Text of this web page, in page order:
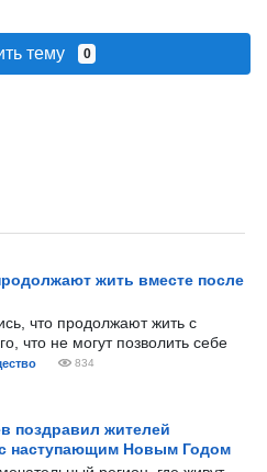
тему 0
жить вместе после
что продолжают жить с
что не могут позволить себе
834
поздравил жителей
наступающим Новым Годом